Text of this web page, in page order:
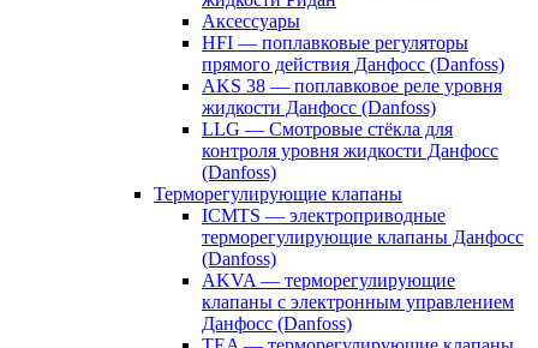
Аксессуары
HFI — поплавковые регуляторы
прямого действия Данфосс (Danfoss)
AKS 38 — поплавковое реле уровня
жидкости Данфосс (Danfoss)
LLG — Смотровые стёкла для
контроля уровня жидкости Данфосс
(Danfoss)
Терморегулирующие клапаны
ICMTS — электроприводные
терморегулирующие клапаны Данфосс
(Danfoss)
AKVA — терморегулирующие
клапаны с электронным управлением
Данфосс (Danfoss)